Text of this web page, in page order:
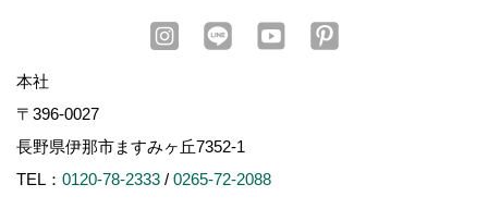
本社
〒396-0027
長野県伊那市ますみヶ丘7352-1
TEL： 0120-78-2333 / 0265-72-2088